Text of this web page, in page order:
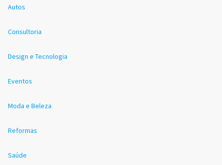
Autos
Consultoria
Design e Tecnologia
Eventos
Moda e Beleza
Reformas
Saúde